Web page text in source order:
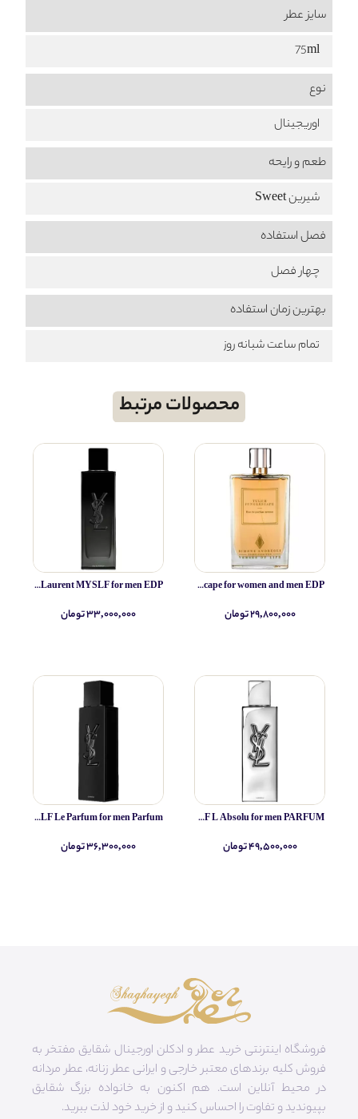
سایز عطر
75ml
نوع
اوریجینال
طعم‌ و رایحه
شیرین Sweet
فصل استفاده
چهار فصل
بهترین زمان استفاده
تمام ساعت شبانه روز
محصولات مرتبط
Simone Andreoli Tulum Junglescape for women and men EDP
۲۹,۸۰۰,۰۰۰ تومان
Yves Saint Laurent MYSLF L Absolu for men PARFUM
۴۹,۵۰۰,۰۰۰ تومان
Yves Saint Laurent MYSLF for men EDP
۳۳,۰۰۰,۰۰۰ تومان
Yves Saint Laurent MYSLF Le Parfum for men Parfum
۳۶,۳۰۰,۰۰۰ تومان
فروشگاه اینترنتی خرید عطر و ادکلن اورجینال شقایق مفتخر به
فروش کلیه برندهای معتبر خارجی و ایرانی عطر زنانه، عطر مردانه
در محیط آنلاین است. هم‌ اکنون به خانواده بزرگ شقایق
بپیوندید و تفاوت را احساس کنید و از خرید خود لذت ببرید.